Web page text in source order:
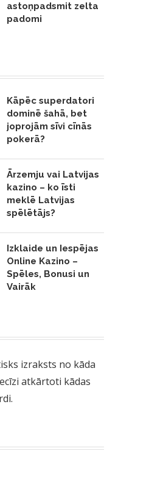
astoņpadsmit zelta
padomi
Kāpēc superdatori
dominē šahā, bet
joprojām sīvi cīnās
pokerā?
Ārzemju vai Latvijas
kazino – ko īsti
meklē Latvijas
spēlētājs?
Izklaide un Iespējas
Online Kazino –
Spēles, Bonusi un
Vairāk
izraksts no kāda
atkārtoti kādas